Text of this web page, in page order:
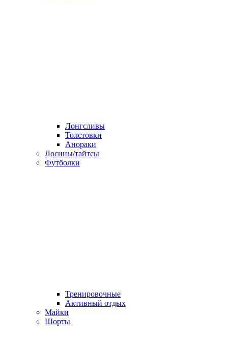
Лонгсливы
Толстовки
Анораки
Лосины/тайтсы
Футболки
Тренировочные
Активный отдых
Майки
Шорты